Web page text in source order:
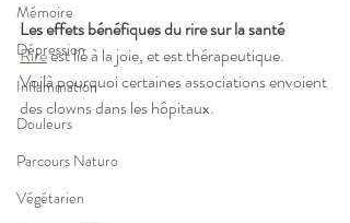
Mémoire
Dépression
Inflammation
Douleurs
Parcours Naturo
Végétarien
Les effets bénéfiques du rire sur la santé
Rire est lié à la joie, et est thérapeutique.
Voilà pourquoi certaines associations envoient
des clowns dans les hôpitaux.